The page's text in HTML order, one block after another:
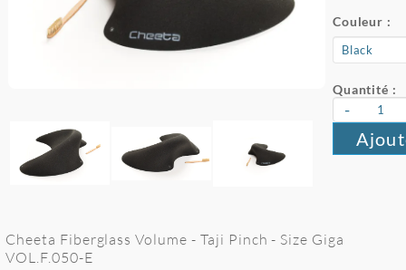
Couleur :
Quantité :
-
Cheeta Fiberglass Volume - Taji Pinch - Size Giga
VOL.F.050-E